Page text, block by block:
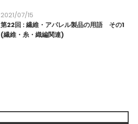
2021/07/15
第22回 : 繊維・アパレル製品の用語 その1
(繊維・糸・織編関連)